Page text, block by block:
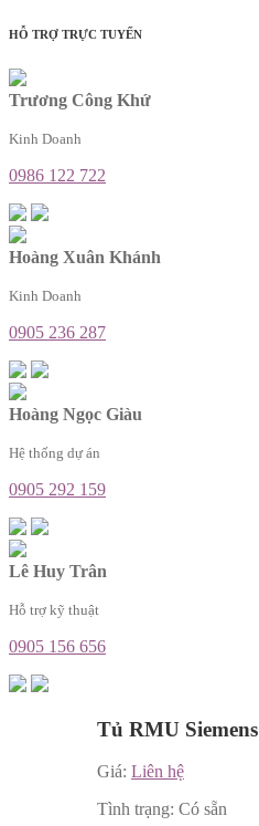
HỖ TRỢ TRỰC TUYẾN
Trương Công Khứ
Kinh Doanh
0986 122 722
Hoàng Xuân Khánh
Kinh Doanh
0905 236 287
Hoàng Ngọc Giàu
Hệ thống dự án
0905 292 159
Lê Huy Trân
Hỗ trợ kỹ thuật
0905 156 656
Tủ RMU Siemens
Giá: Liên hệ
Tình trạng: Có sẵn